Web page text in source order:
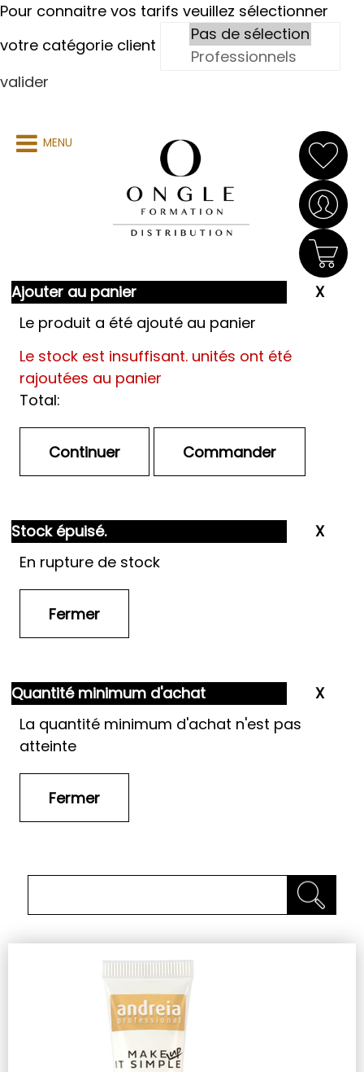
Pour connaitre vos tarifs veuillez sélectionner
votre catégorie client
valider
MENU
Ajouter au panier
Le produit a été ajouté au panier
Le stock est insuffisant. unités ont été
rajoutées au panier
Total:
Stock épuisé.
En rupture de stock
Quantité minimum d'achat
La quantité minimum d'achat n'est pas
atteinte